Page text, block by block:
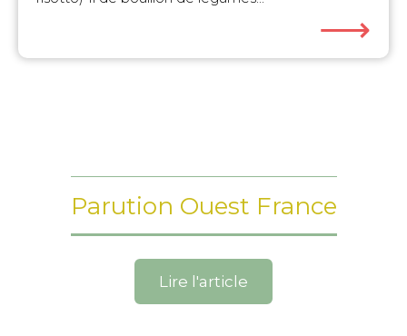
⟶
Parution Ouest France
Lire l'article